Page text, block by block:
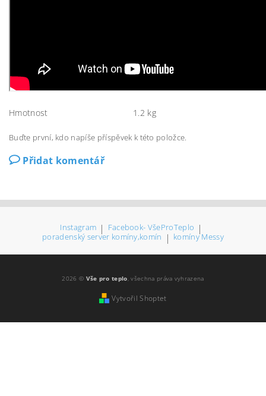
Hmotnost 1.2 kg
Buďte první, kdo napíše příspěvek k této položce.
Přidat komentář
Instagram | Facebook- VšeProTeplo |
poradenský server komíny,komín | komíny Messy
2026 © Vše pro teplo, všechna práva vyhrazena
Vytvořil Shoptet